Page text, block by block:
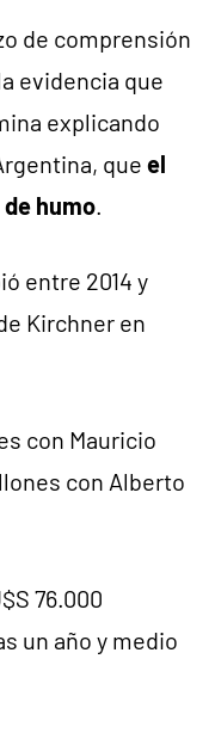
de comprensión
evidencia que
explicando
que el
humo.
entre 2014 y
Kirchner en
con Mauricio
con Alberto
76.000
un año y medio